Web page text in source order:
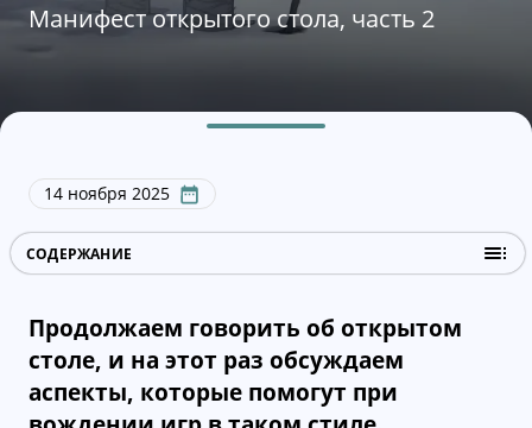
Манифест открытого стола, часть 2
14 ноября 2025
СОДЕРЖАНИЕ
Продолжаем говорить об открытом
столе, и на этот раз обсуждаем
аспекты, которые помогут при